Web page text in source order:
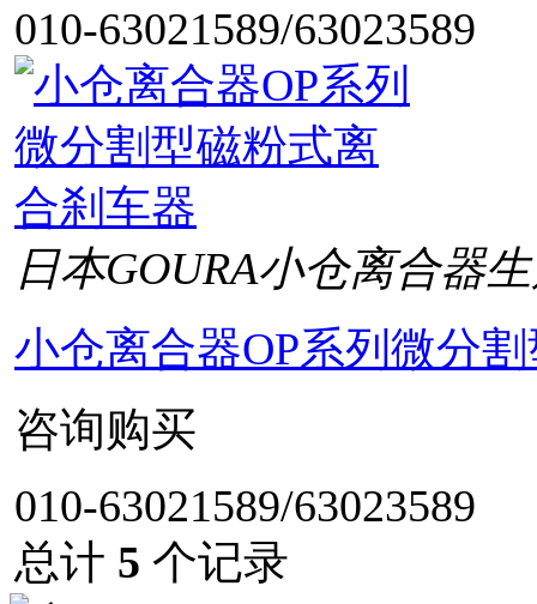
010-63021589/63023589
日本GOURA小仓离合器
小仓离合器OP系列微分
咨询购买
010-63021589/63023589
总计 5 个记录